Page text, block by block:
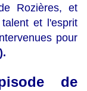
Rozières, et
et l'esprit
pour
de